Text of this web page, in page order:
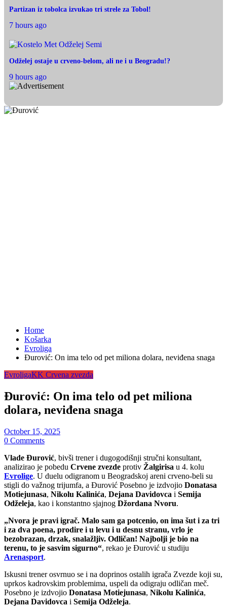
Partizan iz tobolca izvukao tri strele za Tobol!
7 hours ago
Odželej ostaje u crveno-belom, ali ne i u Beogradu!?
9 hours ago
Home
Košarka
Evroliga
Đurović: On ima telo od pet miliona dolara, neviđena snaga
EvroligaKK Crvena zvezda
Đurović: On ima telo od pet miliona
dolara, neviđena snaga
October 15, 2025
0 Comments
Vlade Đurović, bivši trener i dugogodišnji stručni konsultant,
analizirao je pobedu Crvene zvezde protiv Žalgirisa u 4. kolu
Evrolige. U duelu odigranom u Beogradskoj areni crveno-beli su
stigli do važnog trijumfa, a Đurović Posebno je izdvojio Donatasa
Motiejunasa, Nikolu Kalinića, Dejana Davidovca i Semija
Odželeja, kao i konstantno sjajnog Džordana Nvoru.
„Nvora je pravi igrač. Malo sam ga potcenio, on ima šut i za tri
i za dva poena, prodire i u levu i u desnu stranu, vrlo je
bezobrazan, drzak, snalažljiv. Odličan! Najbolji je bio na
terenu, to je sasvim sigurno“, rekao je Đurović u studiju
Arenasport.
Iskusni trener osvrnuo se i na doprinos ostalih igrača Zvezde koji su,
uprkos kadrovskim problemima, uspeli da odigraju odličan meč.
Posebno je izdvojio Donatasa Motiejunasa, Nikolu Kalinića,
Dejana Davidovca i Semija Odželeja.